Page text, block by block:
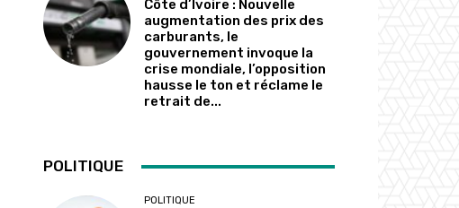
Côte d’Ivoire : Nouvelle
augmentation des prix des
carburants, le
gouvernement invoque la
crise mondiale, l’opposition
hausse le ton et réclame le
retrait de...
POLITIQUE
POLITIQUE